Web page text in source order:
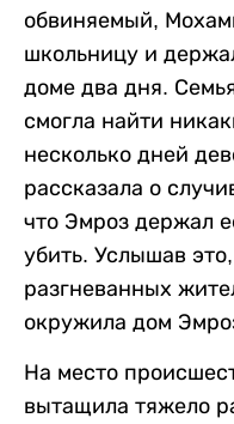
обвиняемый,
школьницу и
доме два дня.
смогла найти
несколько дней
рассказала о
что Эмроз держал
убить. Услышав
разгневанных
окружила дом
На место
вытащила тяжело